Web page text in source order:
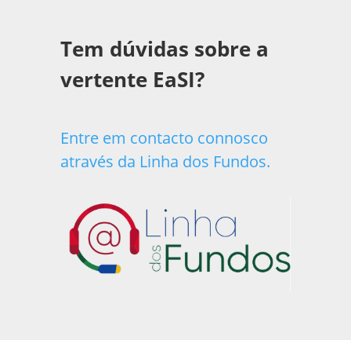
Tem dúvidas sobre a
vertente EaSI?
Entre em contacto connosco
através da Linha dos Fundos.